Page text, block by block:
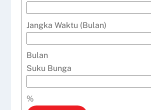
Jangka Waktu (Bulan)
Bulan
Suku Bunga
%